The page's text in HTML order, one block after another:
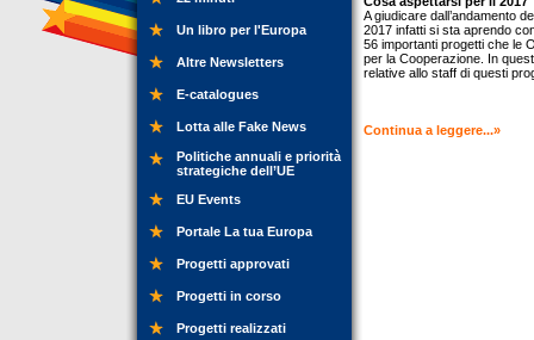
Un libro per l'Europa
Altre Newsletters
E-catalogues
Lotta alle Fake News
Politiche annuali e priorità
strategiche dell’UE
EU Events
Portale La tua Europa
Progetti approvati
Progetti in corso
Progetti realizzati
A giudicare dall’andamento
2017 infatti si sta aprendo
56 importanti progetti che le
per la Cooperazione. In
relative allo staff di questi
Continua a leggere...»